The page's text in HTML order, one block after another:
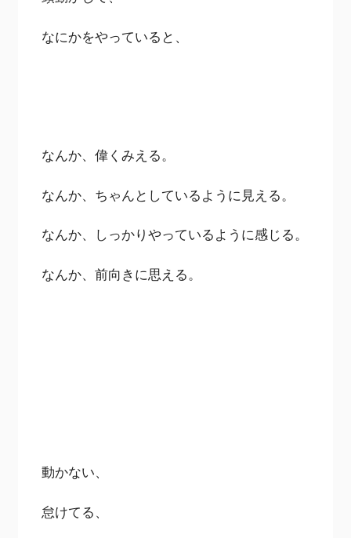
なにかをやっていると、
なんか、偉くみえる。
なんか、ちゃんとしているように見える。
なんか、しっかりやっているように感じる。
なんか、前向きに思える。
動かない、
怠けてる、